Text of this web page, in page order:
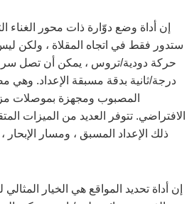
ستدور فقط في اتجاه المقلاة ، ولكن
درجة/ثانية بدقة مسبقة الإعداد. وهي
المصبوب ومجهزة بموصلات
الافتراضي. تتوفر العديد من الميزات
ذلك الإعداد المسبق ، ومسار الإبحار
إن أداة تحديد المواقع هي الخيار